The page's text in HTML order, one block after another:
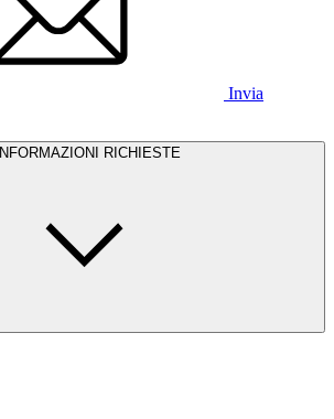
Invia
INFORMAZIONI RICHIESTE